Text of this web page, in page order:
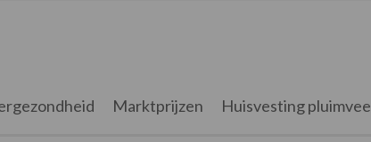
Marktprijzen Huisvesting pluimvee